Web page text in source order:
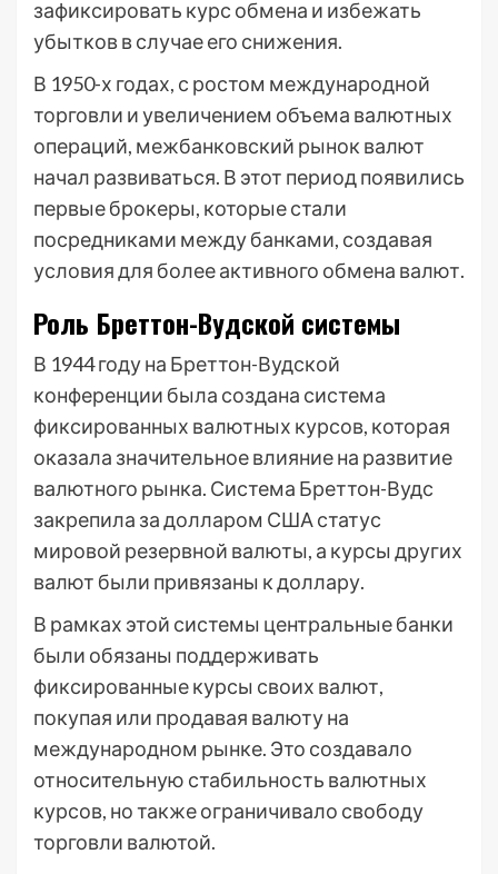
зафиксировать курс обмена и избежать
убытков в случае его снижения.
В 1950-х годах, с ростом международной
торговли и увеличением объема валютных
операций, межбанковский рынок валют
начал развиваться. В этот период появились
первые брокеры, которые стали
посредниками между банками, создавая
условия для более активного обмена валют.
Роль Бреттон-Вудской системы
В 1944 году на Бреттон-Вудской
конференции была создана система
фиксированных валютных курсов, которая
оказала значительное влияние на развитие
валютного рынка. Система Бреттон-Вудс
закрепила за долларом США статус
мировой резервной валюты, а курсы других
валют были привязаны к доллару.
В рамках этой системы центральные банки
были обязаны поддерживать
фиксированные курсы своих валют,
покупая или продавая валюту на
международном рынке. Это создавало
относительную стабильность валютных
курсов, но также ограничивало свободу
торговли валютой.